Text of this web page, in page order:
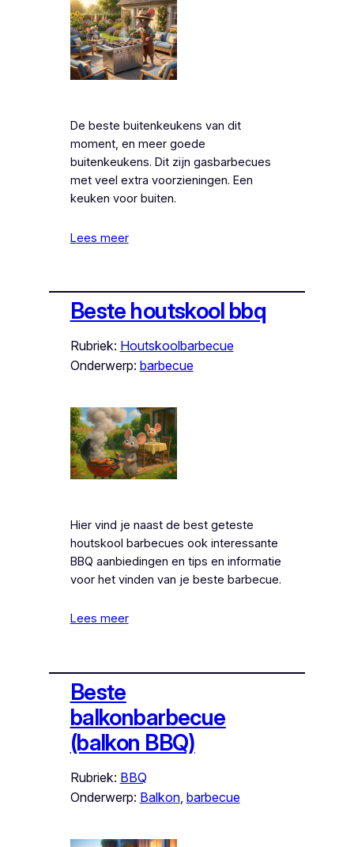
De beste buitenkeukens van dit
moment, en meer goede
buitenkeukens. Dit zijn gasbarbecues
met veel extra voorzieningen. Een
keuken voor buiten.
Lees meer
Beste houtskool bbq
Rubriek: Houtskoolbarbecue
Onderwerp: barbecue
Hier vind je naast de best geteste
houtskool barbecues ook interessante
BBQ aanbiedingen en tips en informatie
voor het vinden van je beste barbecue.
Lees meer
Beste
balkonbarbecue
(balkon BBQ)
Rubriek: BBQ
Onderwerp: Balkon, barbecue